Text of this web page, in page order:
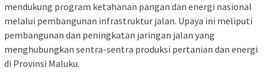
mendukung program ketahanan pangan dan energi nasional
melalui pembangunan infrastruktur jalan. Upaya ini meliputi
pembangunan dan peningkatan jaringan jalan yang
menghubungkan sentra-sentra produksi pertanian dan energi
di Provinsi Maluku.